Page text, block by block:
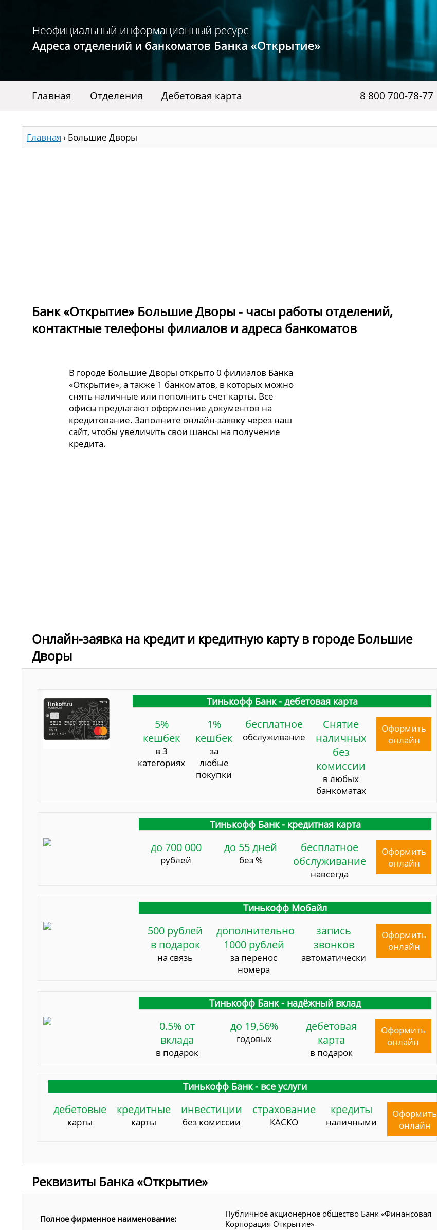
Главная Отделения Дебетовая карта 8 800 700-78-77
Главная › Большие Дворы
Банк «Открытие» Большие Дворы - часы работы отделений,
контактные телефоны филиалов и адреса банкоматов
В городе Большие Дворы открыто 0 филиалов Банка
«Открытие», а также 1 банкоматов, в которых можно
снять наличные или пополнить счет карты. Все
офисы предлагают оформление документов на
кредитование. Заполните онлайн-заявку через наш
сайт, чтобы увеличить свои шансы на получение
кредита.
Онлайн-заявка на кредит и кредитную карту в городе Большие
Дворы
Тинькофф Банк - дебетовая карта
5%
кешбек
в 3
категориях
1%
кешбек
за
любые
покупки
бесплатное
обслуживание
Снятие
наличных
без
комиссии
в любых
банкоматах
Оформить
онлайн
Тинькофф Банк - кредитная карта
до 700 000
рублей
до 55 дней
без %
бесплатное
обслуживание
навсегда
Оформить
онлайн
Тинькофф Мобайл
500 рублей
в подарок
на связь
дополнительно
1000 рублей
за перенос
номера
запись
звонков
автоматически
Оформить
онлайн
Тинькофф Банк - надёжный вклад
0.5% от
вклада
в подарок
до 19,56%
годовых
дебетовая
карта
в подарок
Оформить
онлайн
Тинькофф Банк - все услуги
дебетовые
карты
кредитные
карты
инвестиции
без комиссии
страхование
КАСКО
кредиты
наличными
Оформить
онлайн
Реквизиты Банка «Открытие»
Полное фирменное наименование:
Публичное акционерное общество Банк «Финансовая
Корпорация Открытие»